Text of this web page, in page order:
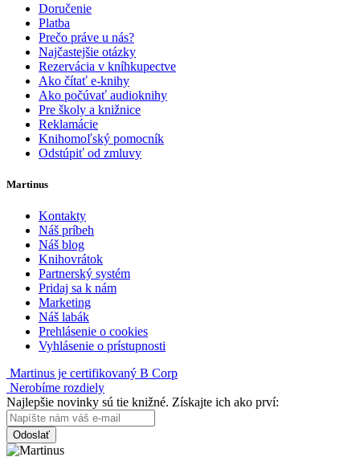
Doručenie
Platba
Prečo práve u nás?
Najčastejšie otázky
Rezervácia v kníhkupectve
Ako čítať e-knihy
Ako počúvať audioknihy
Pre školy a knižnice
Reklamácie
Knihomoľský pomocník
Odstúpiť od zmluvy
Martinus
Kontakty
Náš príbeh
Náš blog
Knihovrátok
Partnerský systém
Pridaj sa k nám
Marketing
Náš labák
Prehlásenie o cookies
Vyhlásenie o prístupnosti
Martinus je certifikovaný B Corp
Nerobíme rozdiely
Najlepšie novinky sú tie knižné. Získajte ich ako prví:
Odoslať